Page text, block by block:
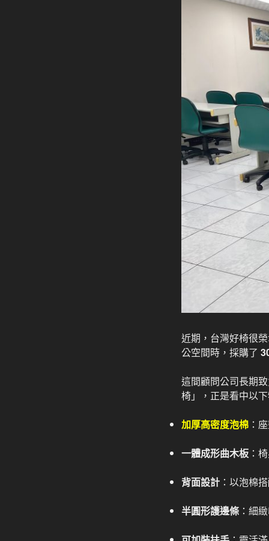
近期，台灣好椅很
公空間時，採購了
這間顧問公司長期
椅」，正是看中以
加厚高密度泡棉 ：
一體成形曲木板 ：
背面設計 ：以泡棉
半圓形護邊條 ：細